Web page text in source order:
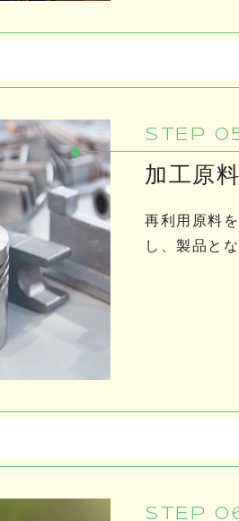
STEP
加工原
再利用原料
し、製品と
STEP